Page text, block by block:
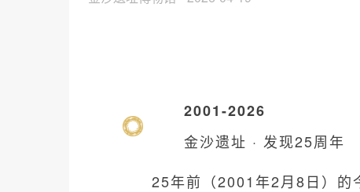
2001-2026
金沙遗址 · 发现25周年
25年前（2001年2月8日）的